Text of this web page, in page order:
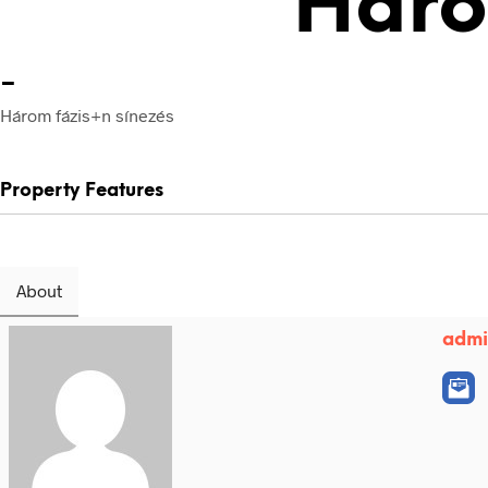
-
Három fázis+n sínezés
Property Features
About